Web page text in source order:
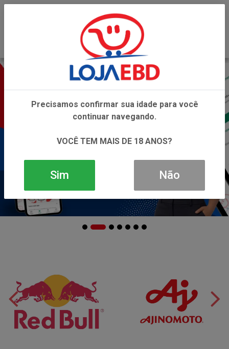
Precisamos confirmar sua idade para você
continuar navegando.
VOCÊ TEM MAIS DE 18 ANOS?
Sim Não